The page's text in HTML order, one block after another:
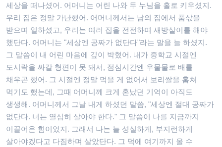
세상을 떠나셨어. 어머니는 어린 나와 두 누님을 홀로 키우셨지.
우리 집은 정말 가난했어. 어머니께서는 남의 집에서 품삯을
받으며 일하셨고, 우리는 여러 집을 전전하며 새방살이를 해야
했단다. 어머니는 "세상엔 공짜가 없단다"라는 말을 늘 하셨지.
그 말씀이 내 어린 마음에 깊이 박혔어. 내가 중학교 시절엔
도시락을 싸갈 형편이 못 돼서, 점심시간엔 우물물로 배를
채우곤 했어. 그 시절엔 정말 먹을 게 없어서 보리쌀을 훔쳐
먹기도 했는데, 그때 어머니께 크게 혼났던 기억이 아직도
생생해. 어머니께서 그날 내게 하셨던 말씀, "세상엔 절대 공짜가
없단다. 너는 열심히 살아야 한다." 그 말씀이 나를 지금까지
이끌어온 힘이었지. 그래서 나는 늘 성실하게, 부지런하게
살아야겠다고 다짐하며 살았단다. 그 덕에 여기까지 올 수